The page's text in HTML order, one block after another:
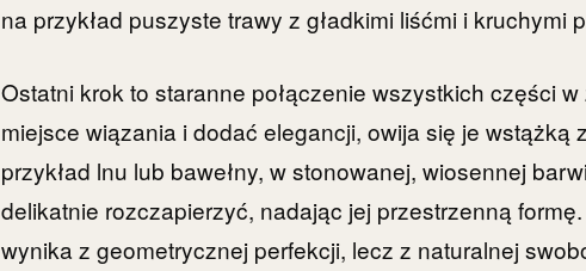
na przykład puszyste trawy z gładkimi liśćmi i kruchymi
Ostatni krok to staranne połączenie wszystkich części
miejsce wiązania i dodać elegancji, owija się je wstążką
przykład lnu lub bawełny, w stonowanej, wiosennej
delikatnie rozczapierzyć, nadając jej przestrzenną
wynika z geometrycznej perfekcji, lecz z naturalnej